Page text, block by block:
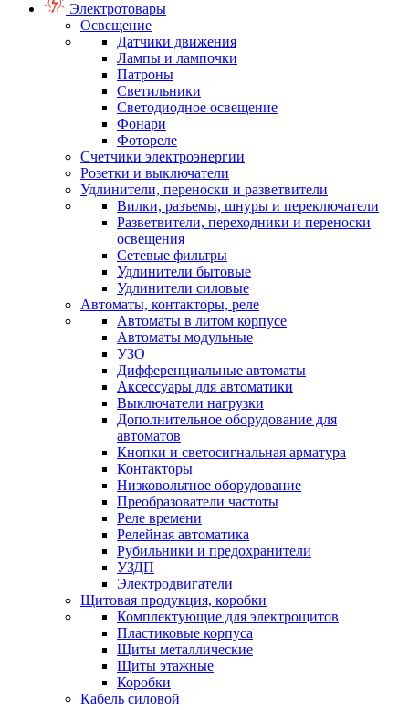
Электротовары
Освещение
Датчики движения
Лампы и лампочки
Патроны
Светильники
Светодиодное освещение
Фонари
Фотореле
Счетчики электроэнергии
Розетки и выключатели
Удлинители, переноски и разветвители
Вилки, разъемы, шнуры и переключатели
Разветвители, переходники и переноски
освещения
Сетевые фильтры
Удлинители бытовые
Удлинители силовые
Автоматы, контакторы, реле
Автоматы в литом корпусе
Автоматы модульные
УЗО
Дифференциальные автоматы
Аксессуары для автоматики
Выключатели нагрузки
Дополнительное оборудование для
автоматов
Кнопки и светосигнальная арматура
Контакторы
Низковольтное оборудование
Преобразователи частоты
Реле времени
Релейная автоматика
Рубильники и предохранители
УЗДП
Электродвигатели
Щитовая продукция, коробки
Комплектующие для электрощитов
Пластиковые корпуса
Щиты металлические
Щиты этажные
Коробки
Кабель силовой